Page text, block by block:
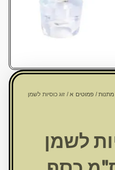
/פמוטים א/ זוג כוסיות לשמן
לשמן